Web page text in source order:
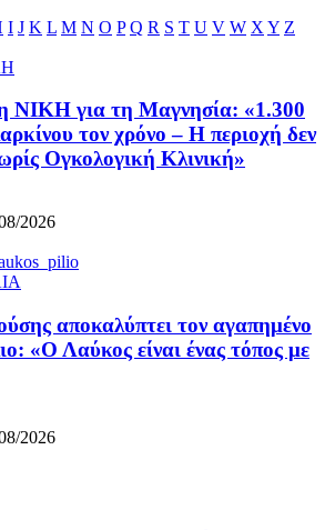
I J K L M N O P Q R S T U V W X Y Z
ΝΙΚΗ για τη Μαγνησία: «1.300
τον χρόνο – Η περιοχή δεν
Ογκολογική Κλινική»
2026
αποκαλύπτει τον αγαπημένο
«Ο Λαύκος είναι ένας τόπος με
2026